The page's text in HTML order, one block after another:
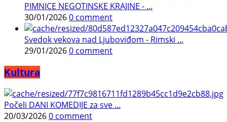
PIMNICE NEGOTINSKE KRAJINE - ...
30/01/20260 comment
Svedok vekova nad Ljuboviđom - Rimski ...
29/01/20260 comment
Kultura
Počeli DANI KOMEDIJE za sve ...
20/03/20260 comment